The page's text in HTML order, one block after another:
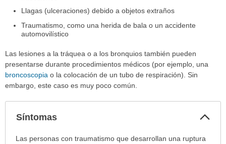
Llagas (ulceraciones) debido a objetos extraños
Traumatismo, como una herida de bala o un accidente
automovilístico
Las lesiones a la tráquea o a los bronquios también pueden
presentarse durante procedimientos médicos (por ejemplo, una
broncoscopia o la colocación de un tubo de respiración). Sin
embargo, este caso es muy poco común.
Síntomas
Síntomas
Las personas con traumatismo que desarrollan una ruptura